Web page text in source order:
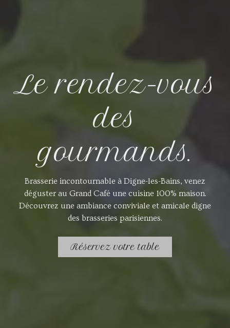
Le rendez-vous
des
gourmands.
Brasserie incontournable à Digne-les-Bains, venez
déguster au Grand Café une cuisine 100% maison.
Découvrez une ambiance conviviale et amicale digne
des brasseries parisiennes.
Réservez votre table